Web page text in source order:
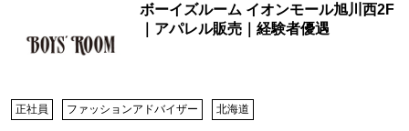
ボーイズルーム イオンモール旭川西2F
｜アパレル販売｜経験者優遇
正社員 ファッションアドバイザー 北海道